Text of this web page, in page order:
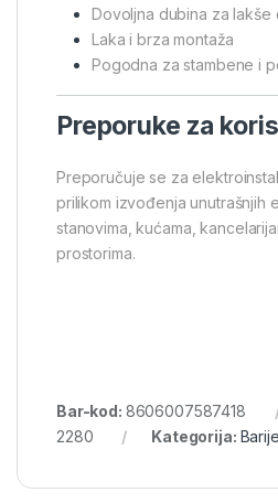
Dovoljna dubina za lakše
Laka i brza montaža
Pogodna za stambene i
Preporuke za
Preporučuje se za
prilikom izvođenja unutrašnjih
stanovima, kućama,
prostorima.
Bar-kod: 8606007587418
2280
Kategorija: